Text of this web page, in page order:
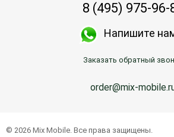
8 (495) 975-96-
Напишите
Заказать обратный
order@mix-
© 2026 Mix Mobile. Все права защищены.